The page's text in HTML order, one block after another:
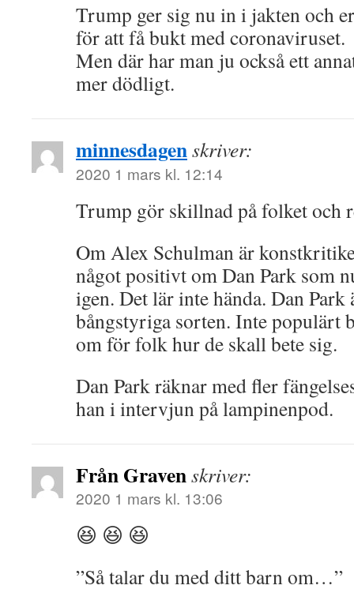
Trump ger sig nu in i jakten och
för att få bukt med coronaviruset.
Men där har man ju också ett
mer dödligt.
minnesdagenskriver:
2020 1 mars kl. 12:14
Trump gör skillnad på folket och
Om Alex Schulman är
något positivt om Dan Park som
igen. Det lär inte hända. Dan Park
bångstyriga sorten. Inte populärt
om för folk hur de skall bete sig.
Dan Park räknar med fler
han i intervjun på lampinenpod.
Från Gravenskriver:
2020 1 mars kl. 13:06
😆 😆 😆
”Så talar du med ditt barn om…”